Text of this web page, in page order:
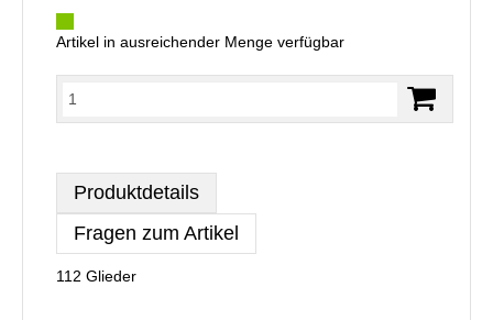
Artikel in ausreichender Menge verfügbar
Produktdetails
Fragen zum Artikel
112 Glieder